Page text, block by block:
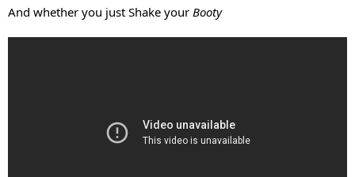
And whether you just Shake your Booty